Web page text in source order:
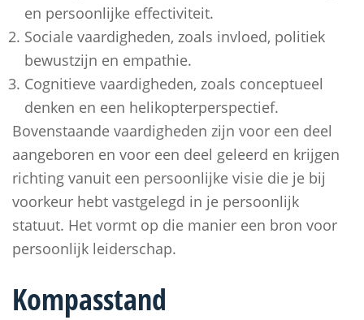
en persoonlijke effectiviteit.
Sociale vaardigheden, zoals invloed, politiek
bewustzijn en empathie.
Cognitieve vaardigheden, zoals conceptueel
denken en een helikopterperspectief.
Bovenstaande vaardigheden zijn voor een deel
aangeboren en voor een deel geleerd en krijgen
richting vanuit een persoonlijke visie die je bij
voorkeur hebt vastgelegd in je persoonlijk
statuut. Het vormt op die manier een bron voor
persoonlijk leiderschap.
Kompasstand